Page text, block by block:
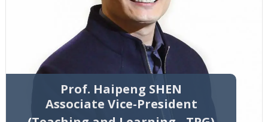
Prof. Haipeng SHEN
Associate Vice-President